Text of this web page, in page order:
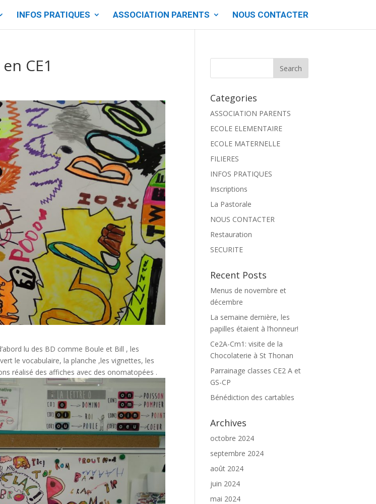
INFOS PRATIQUES ASSOCIATION PARENTS NOUS CONTACTER
CE1
lu des BD comme Boule et Bill , les
le vocabulaire, la planche ,les vignettes, les
réalisé des affiches avec des onomatopées .
Categories
ASSOCIATION PARENTS
ECOLE ELEMENTAIRE
ECOLE MATERNELLE
FILIERES
INFOS PRATIQUES
Inscriptions
La Pastorale
NOUS CONTACTER
Restauration
SECURITE
Recent Posts
Menus de novembre et
décembre
La semaine dernière, les
papilles étaient à l’honneur!
Ce2A-Cm1: visite de la
Chocolaterie à St Thonan
Parrainage classes CE2 A et
GS-CP
Bénédiction des cartables
Archives
octobre 2024
septembre 2024
août 2024
juin 2024
mai 2024